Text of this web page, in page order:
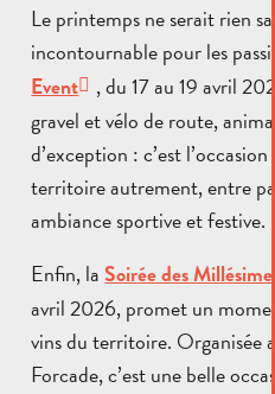
Le printemps ne serait rien
incontournable pour les
Event
, du 17 au 19 avril
gravel et vélo de route,
d’exception : c’est l’occasion
territoire autrement, entre
ambiance sportive et festive.
Enfin, laSoirée des
avril 2026, promet un
vins du territoire. Organisée
Forcade, c’est une belle